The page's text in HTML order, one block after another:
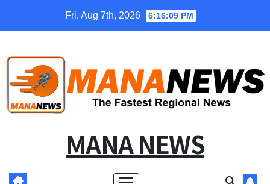
Fri. Aug 7th, 2026 6:16:09 PM
MANA NEWS